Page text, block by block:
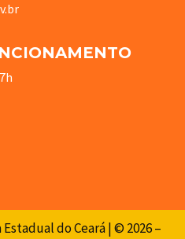
do Ceará | © 2026 –